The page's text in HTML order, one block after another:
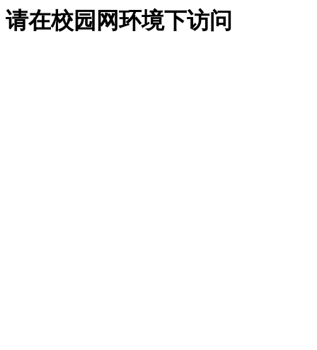
请在校园网环境下访问